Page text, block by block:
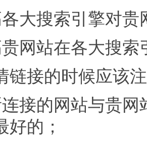
大搜索引擎对
网站在各大搜
链接的时候应该
接的网站与贵
好的；